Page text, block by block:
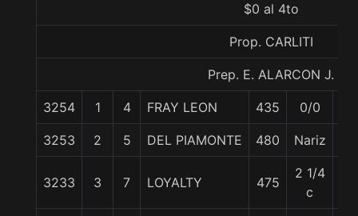
$0 al 4to
Prop. CARLITI
Prep. E. ALARCON J.
3254 1 4 FRAY LEON 435 0/0
3253 2 5 DEL PIAMONTE 480 Nariz
3233 3 7 LOYALTY 475
2 1/4
c